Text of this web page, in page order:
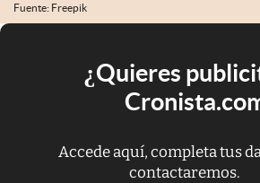
Fuente: Freepik
¿Quieres
Accede aquí, completa tus
contactaremos.